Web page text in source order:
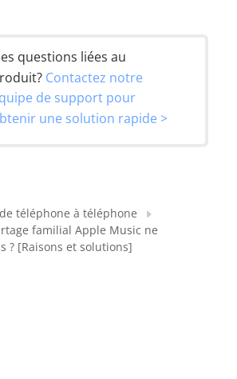
questions liées au
Contactez notre
de support pour
une solution rapide >
téléphone à téléphone
familial Apple Music ne
? [Raisons et solutions]